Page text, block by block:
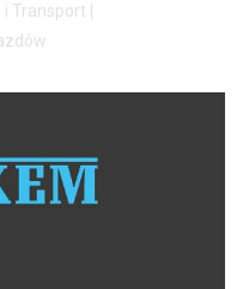
Transport